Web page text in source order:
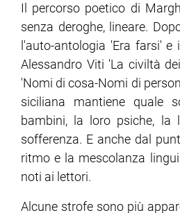
Il percorso poetico di
senza deroghe, lineare.
l'auto-antologia 'Era farsi'
Alessandro Viti 'La civiltà
'Nomi di cosa-Nomi di
siciliana mantiene quale
bambini, la loro psiche, la
sofferenza. E anche dal
ritmo e la mescolanza
noti ai lettori.
Alcune strofe sono più